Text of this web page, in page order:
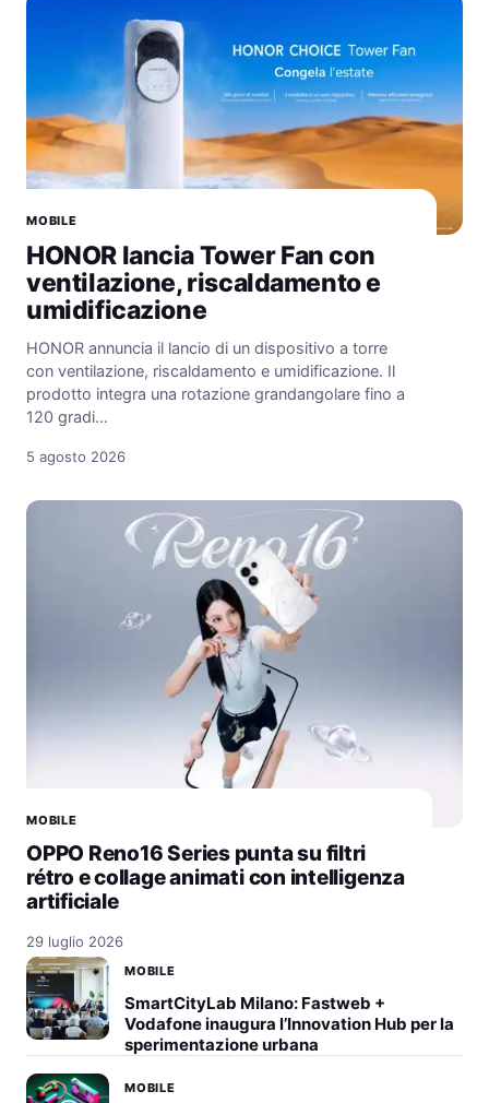
MOBILE
HONOR lancia Tower Fan con
ventilazione, riscaldamento e
umidificazione
HONOR annuncia il lancio di un dispositivo a torre
con ventilazione, riscaldamento e umidificazione. Il
prodotto integra una rotazione grandangolare fino a
120 gradi…
5 agosto 2026
MOBILE
OPPO Reno16 Series punta su filtri
rétro e collage animati con intelligenza
artificiale
29 luglio 2026
MOBILE
SmartCityLab Milano: Fastweb +
Vodafone inaugura l’Innovation Hub per la
sperimentazione urbana
MOBILE